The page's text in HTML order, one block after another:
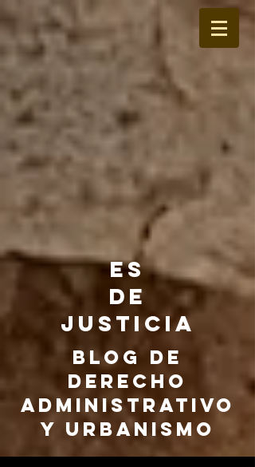
ES
DE
JUSTICIA
BLOG DE
DERECHO
ADMINISTRATIVO
Y URBANISMO